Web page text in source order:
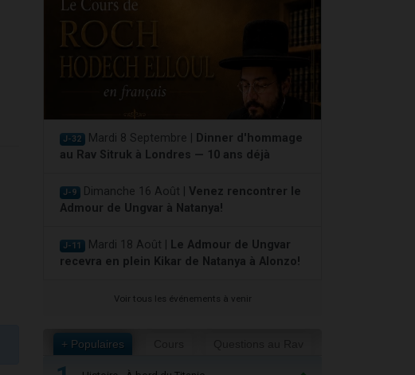
J-32 Mardi 8 Septembre |
Dinner d'hommage
au Rav Sitruk à Londres — 10 ans déjà
J-9 Dimanche 16 Août | Venez rencontrer le
Admour de Ungvar à Natanya!
J-11 Mardi 18 Août |
Le Admour de Ungvar
recevra en plein Kikar de Natanya à Alonzo!
Voir tous les événements à venir
+ Populaires